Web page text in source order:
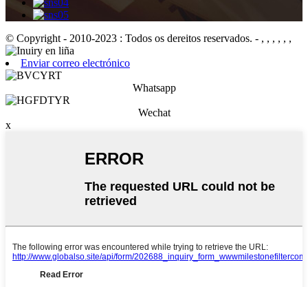
© Copyright - 2010-2023 : Todos os dereitos reservados. - , , , , , ,
Enviar correo electrónico
Whatsapp
Wechat
x